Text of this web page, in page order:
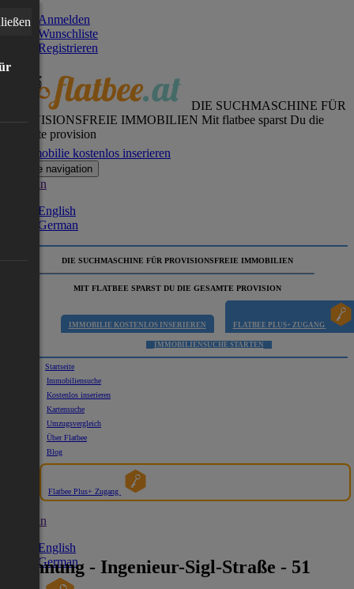
Anmelden
Wunschliste
Registrieren
DIE SUCHMASCHINE FÜR
PROVISIONSFREIE IMMOBILIEN Mit flatbee sparst Du die
gesamte provision
Immobilie kostenlos inserieren
Toggle navigation
German
English
German
DIE SUCHMASCHINE FÜR PROVISIONSFREIE IMMOBILIEN
MIT FLATBEE SPARST DU DIE GESAMTE PROVISION
IMMOBILIE KOSTENLOS INSERIEREN FLATBEE PLUS+ ZUGANG
IMMOBILIENSUCHE STARTEN
Startseite
Immobiliensuche
Kostenlos inserieren
Kartensuche
Umzugsvergleich
Über Flatbee
Blog
Flatbee Plus+ Zugang
German
English
German
Wohnung - Ingenieur-Sigl-Straße - 51